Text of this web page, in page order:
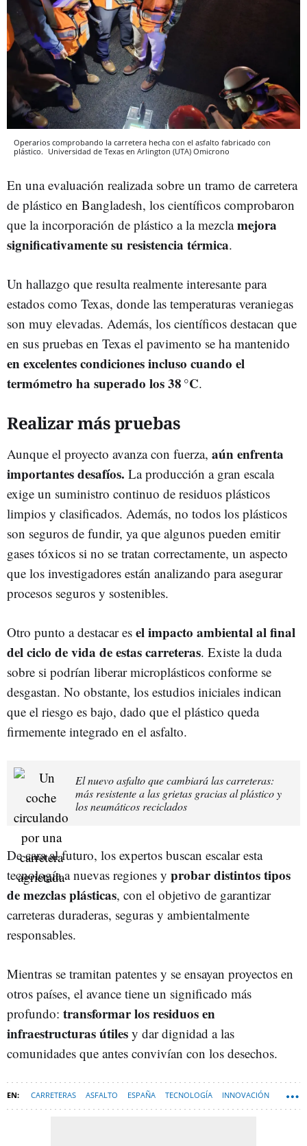
Operarios comprobando la carretera hecha con el asfalto fabricado con
plástico. Universidad de Texas en Arlington (UTA) Omicrono
En una evaluación realizada sobre un tramo de carretera
de plástico en Bangladesh, los científicos comprobaron
que la incorporación de plástico a la mezclamejora
significativamente su resistencia térmica.
Un hallazgo que resulta realmente interesante para
estados como Texas, donde las temperaturas veraniegas
son muy elevadas. Además, los científicos destacan que
en sus pruebas en Texas el pavimento se ha mantenido
en excelentes condiciones incluso cuando el
termómetro ha superado los 38 °C.
Realizar más pruebas
Aunque el proyecto avanza con fuerza, aún enfrenta
importantes desafíos. La producción a gran escala
exige un suministro continuo de residuos plásticos
limpios y clasificados. Además, no todos los plásticos
son seguros de fundir, ya que algunos pueden emitir
gases tóxicos si no se tratan correctamente, un aspecto
que los investigadores están analizando para asegurar
procesos seguros y sostenibles.
Otro punto a destacar es el impacto ambiental al final
del ciclo de vida de estas carreteras. Existe la duda
sobre si podrían liberar microplásticos conforme se
desgastan. No obstante, los estudios iniciales indican
que el riesgo es bajo, dado que el plástico queda
firmemente integrado en el asfalto.
El nuevo asfalto que cambiará las carreteras:
más resistente a las grietas gracias al plástico y
los neumáticos reciclados
De cara al futuro, los expertos buscan escalar esta
tecnología a nuevas regiones y probar distintos tipos
de mezclas plásticas, con el objetivo de garantizar
carreteras duraderas, seguras y ambientalmente
responsables.
Mientras se tramitan patentes y se ensayan proyectos en
otros países, el avance tiene un significado más
profundo: transformar los residuos en
infraestructuras útiles y dar dignidad a las
comunidades que antes convivían con los desechos.
CARRETERAS ASFALTO ESPAÑA TECNOLOGÍA INNOVACIÓN